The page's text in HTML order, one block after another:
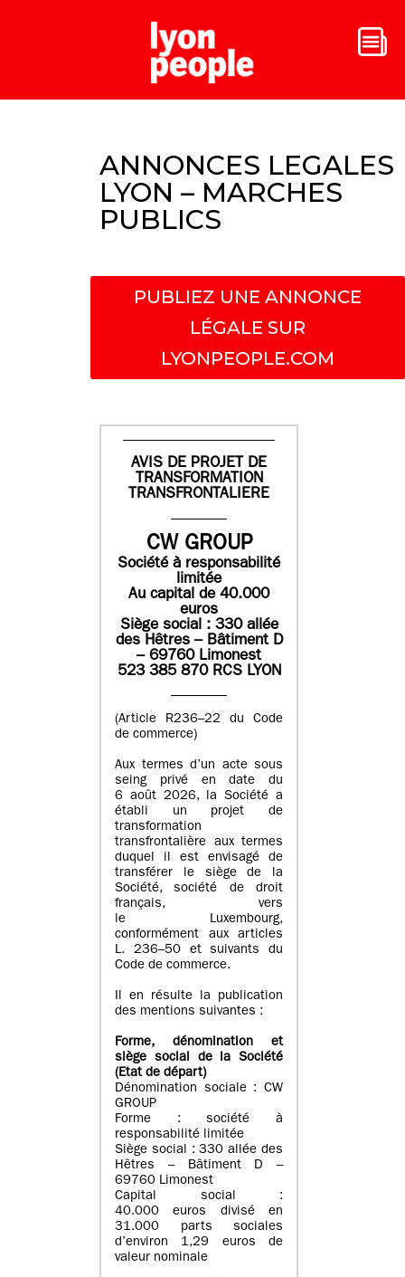
ANNONCES LEGALES
LYON – MARCHES
PUBLICS
PUBLIEZ UNE ANNONCE
LÉGALE SUR
LYONPEOPLE.COM
AVIS DE PROJET DE
TRANSFORMATION
TRANSFRONTALIERE
CW GROUP
Société à responsabilité
limitée
Au capital de 40.000
euros
Siège social : 330 allée
des Hêtres – Bâtiment D
– 69760 Limonest
523 385 870 RCS LYON
(Article R236–22 du Code
de commerce)
Aux termes d’un acte sous
seing privé en date du
6 août 2026, la Société a
établi un projet de
transformation
transfrontalière aux termes
duquel il est envisagé de
transférer le siège de la
Société, société de droit
français, vers
le Luxembourg,
conformément aux articles
L. 236–50 et suivants du
Code de commerce.
Il en résulte la publication
des mentions suivantes :
Forme, dénomination et
siège social de la Société
(Etatde départ)
Dénomination sociale : CW
GROUP
Forme : société à
responsabilité limitée
Siège social : 330 allée des
Hêtres – Bâtiment D –
69760 Limonest
Capital social :
40.000 euros divisé en
31.000 parts sociales
d’environ 1,29 euros de
valeur nominale